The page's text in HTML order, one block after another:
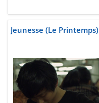
Jeunesse (Le Printemps)